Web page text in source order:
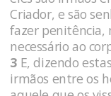
Criador, e são
fazer penitência,
necessário ao
3 E, dizendo
irmãos entre os